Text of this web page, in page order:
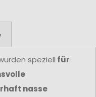
speziell für
nasse